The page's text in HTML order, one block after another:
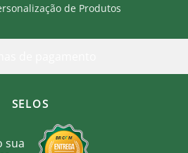
de Produtos
SELOS